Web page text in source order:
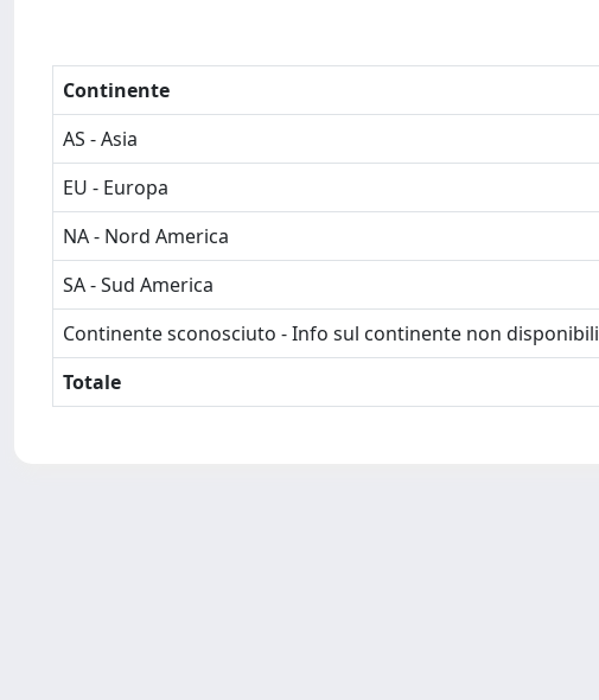
Continente
AS - Asia
EU - Europa
NA - Nord America
SA - Sud America
Continente sconosciuto - Info sul continente non disponibili
Totale